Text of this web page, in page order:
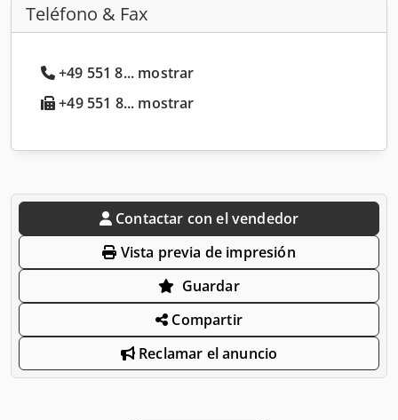
Teléfono & Fax
+49 551 8... mostrar
+49 551 8... mostrar
Contactar con el vendedor
Vista previa de impresión
Guardar
Compartir
Reclamar el anuncio